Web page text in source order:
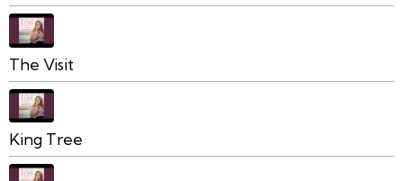
The Visit
King Tree